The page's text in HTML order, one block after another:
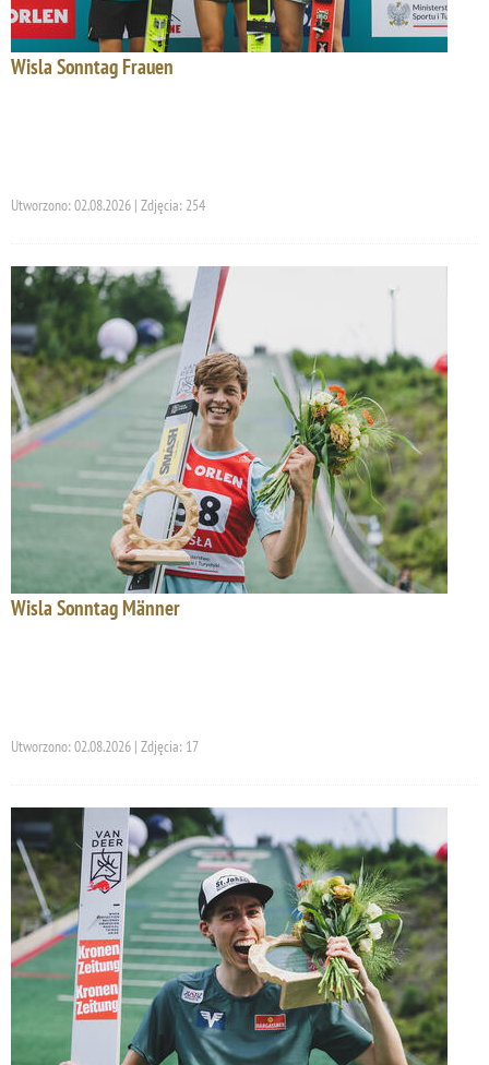
Wisla Sonntag Frauen
Utworzono: 02.08.2026 | Zdjęcia: 254
Wisla Sonntag Männer
Utworzono: 02.08.2026 | Zdjęcia: 17